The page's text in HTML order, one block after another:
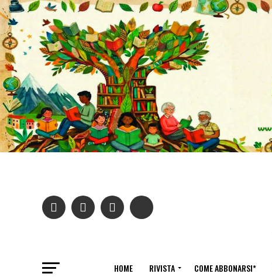
HOME RIVISTA COME ABBONARSI*